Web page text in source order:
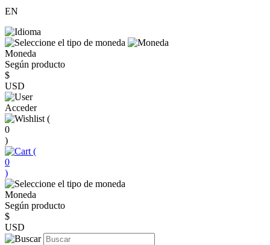
EN
Moneda
Según producto
$
USD
Acceder
(
0
)
(
0
)
Moneda
Según producto
$
USD